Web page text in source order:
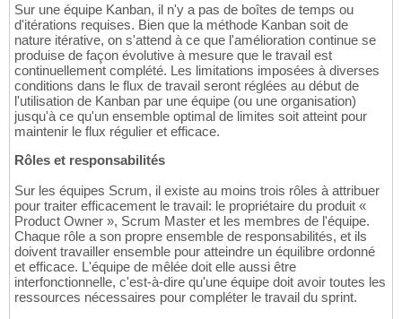
Sur une équipe Kanban, il n'y a pas de boîtes de temps ou
d'itérations requises. Bien que la méthode Kanban soit de
nature itérative, on s'attend à ce que l'amélioration continue se
produise de façon évolutive à mesure que le travail est
continuellement complété. Les limitations imposées à diverses
conditions dans le flux de travail seront réglées au début de
l'utilisation de Kanban par une équipe (ou une organisation)
jusqu'à ce qu'un ensemble optimal de limites soit atteint pour
maintenir le flux régulier et efficace.
Rôles et responsabilités
Sur les équipes Scrum, il existe au moins trois rôles à attribuer
pour traiter efficacement le travail: le propriétaire du produit «
Product Owner », Scrum Master et les membres de l'équipe.
Chaque rôle a son propre ensemble de responsabilités, et ils
doivent travailler ensemble pour atteindre un équilibre ordonné
et efficace. L'équipe de mêlée doit elle aussi être
interfonctionnelle, c'est-à-dire qu'une équipe doit avoir toutes les
ressources nécessaires pour compléter le travail du sprint.